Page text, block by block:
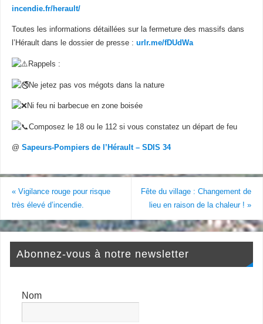
incendie.fr/herault/
Toutes les informations détaillées sur la fermeture des massifs dans
l’Hérault dans le dossier de presse : urlr.me/fDUdWa
Rappels :
Ne jetez pas vos mégots dans la nature
Ni feu ni barbecue en zone boisée
Composez le 18 ou le 112 si vous constatez un départ de feu
@ Sapeurs-Pompiers de l’Hérault – SDIS 34
«Vigilance rouge pour risque
très élevé d’incendie.
Fête du village : Changement de
lieu en raison de la chaleur !»
Abonnez-vous à notre newsletter
Nom